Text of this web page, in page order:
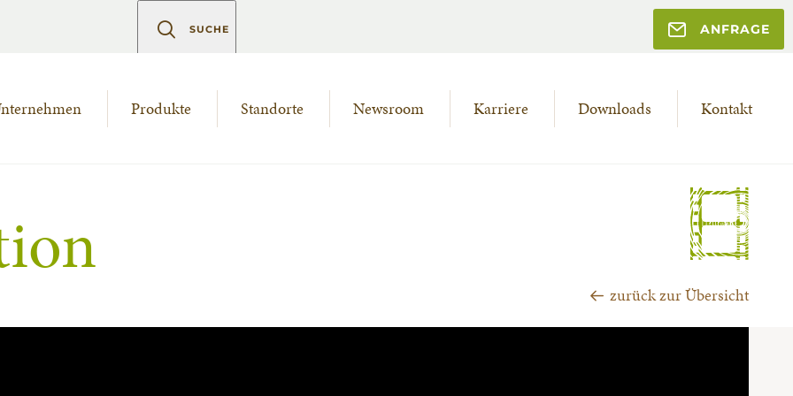
SUCHE ANFRAGE
Produkte Standorte Newsroom Karriere Downloads Kontakt
zurück zur Übersicht